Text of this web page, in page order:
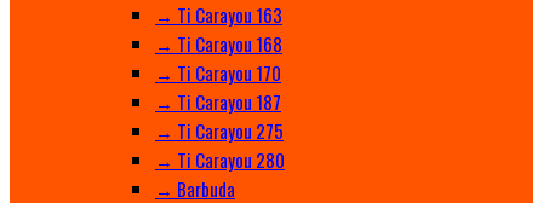
→ Ti Carayou 163
→ Ti Carayou 168
→ Ti Carayou 170
→ Ti Carayou 187
→ Ti Carayou 275
→ Ti Carayou 280
→ Barbuda